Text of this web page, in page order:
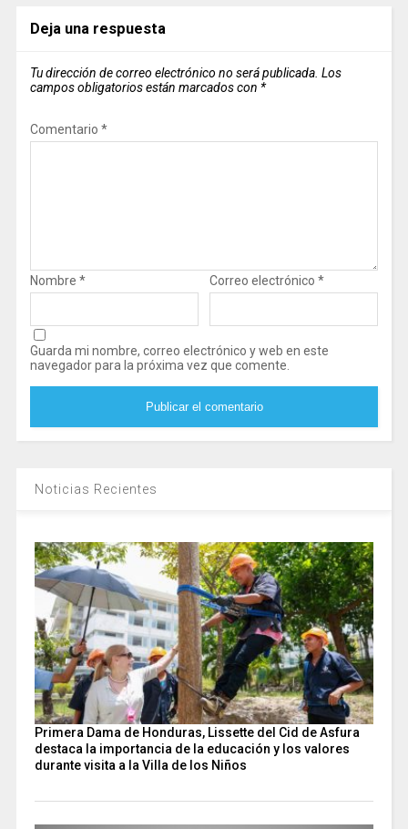
Deja una respuesta
Tu dirección de correo electrónico no será publicada. Los
campos obligatorios están marcados con *
Comentario *
Nombre * Correo electrónico *
Guarda mi nombre, correo electrónico y web en este
navegador para la próxima vez que comente.
Noticias Recientes
Primera Dama de Honduras, Lissette del Cid de Asfura
destaca la importancia de la educación y los valores
durante visita a la Villa de los Niños